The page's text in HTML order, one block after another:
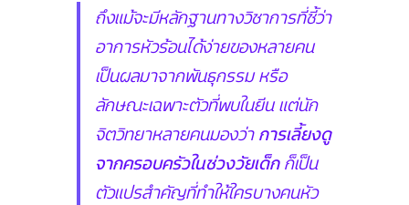
ถึงแม้จะมีหลักฐานทางวิชาการที่ชี้ว่า
อาการหัวร้อนได้ง่ายของหลายคน
เป็นผลมาจากพันธุกรรม หรือ
ลักษณะเฉพาะตัวที่พบในยีน แต่นัก
จิตวิทยาหลายคนมองว่าการเลี้ยงดู
จากครอบครัวในช่วงวัยเด็กก็เป็น
ตัวแปรสำคัญที่ทำให้ใครบางคนหัว